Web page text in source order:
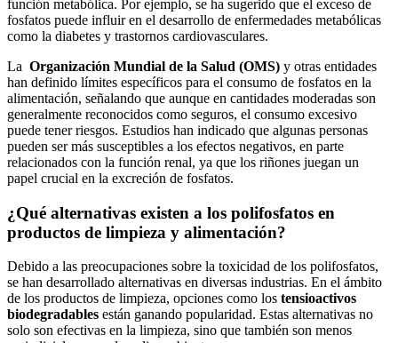
función ⁢metabólica. Por ejemplo, se ha sugerido que⁤ el exceso de
fosfatos puede influir en el desarrollo de ⁣enfermedades metabólicas
como la diabetes‍ y trastornos cardiovasculares.
La ‍ Organización ‍Mundial de la ​Salud ‍(OMS) y ⁣otras entidades
han definido ⁣límites específicos para‌ el ⁣consumo de ​fosfatos en⁣ la
alimentación, señalando que aunque en cantidades ‍moderadas son
generalmente ‍reconocidos como⁢ seguros, ⁤el consumo excesivo
puede tener riesgos. ⁤Estudios ​han indicado que algunas ​personas
pueden ser más susceptibles a los efectos negativos, en‍ parte
⁣relacionados con la función renal, ya que los riñones juegan un
⁤papel crucial ⁣en la excreción de fosfatos.
¿Qué alternativas ⁢existen a los polifosfatos en
productos de limpieza y alimentación?
Debido a las preocupaciones sobre la toxicidad de ‍los polifosfatos,
⁣se ⁤han desarrollado alternativas en diversas industrias. ‍En⁣ el ámbito
de los productos de limpieza, opciones como los tensioactivos
biodegradables están ganando ⁣popularidad. Estas alternativas‌ no
solo​ son efectivas⁣ en‌ la limpieza, sino que también son menos